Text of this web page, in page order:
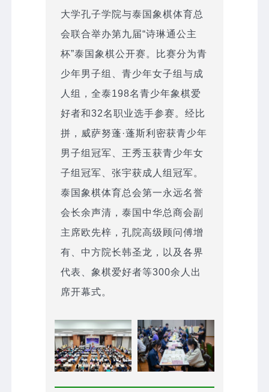
大学孔子学院与泰国象棋体育总
会联合举办第九届“诗琳通公主
杯”泰国象棋公开赛。比赛分为青
少年男子组、青少年女子组与成
人组，全泰198名青少年象棋爱
好者和32名职业选手参赛。经比
拼，威萨努蓬·蓬斯利密获青少年
男子组冠军、王秀玉获青少年女
子组冠军、张宇获成人组冠军。
泰国象棋体育总会第一永远名誉
会长余声清，泰国中华总商会副
主席欧先梓，孔院高级顾问傅增
有、中方院长韩圣龙，以及各界
代表、象棋爱好者等300余人出
席开幕式。